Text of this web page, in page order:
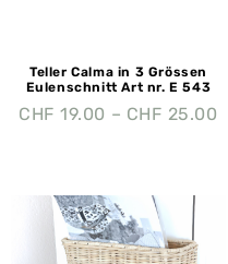
Teller Calma in 3 Grössen
Eulenschnitt Art nr. E 543
CHF 19.00 – CHF 25.00